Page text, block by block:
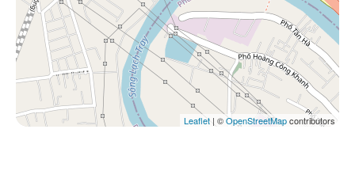
Leaflet | ©OpenStreetMapcontributors